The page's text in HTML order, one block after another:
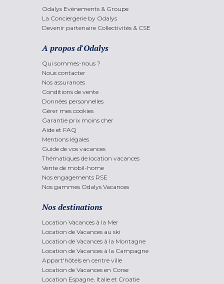
Odalys Evènements & Groupe
La Conciergerie by Odalys
Devenir partenaire Collectivités & CSE
A propos d'Odalys
Qui sommes-nous ?
Nous contacter
Nos assurances
Conditions de vente
Données personnelles
Gérer mes cookies
Garantie prix moins cher
Aide et FAQ
Mentions légales
Guide de vos vacances
Thématiques de location vacances
Vente de mobil-home
Nos engagements RSE
Nos gammes Odalys Vacances
Nos destinations
Location Vacances à la Mer
Location de Vacances au ski
Location de Vacances à la Montagne
Location de Vacances à la Campagne
Appart'hôtels en centre ville
Location de Vacances en Corse
Location Espagne, Italie et Croatie